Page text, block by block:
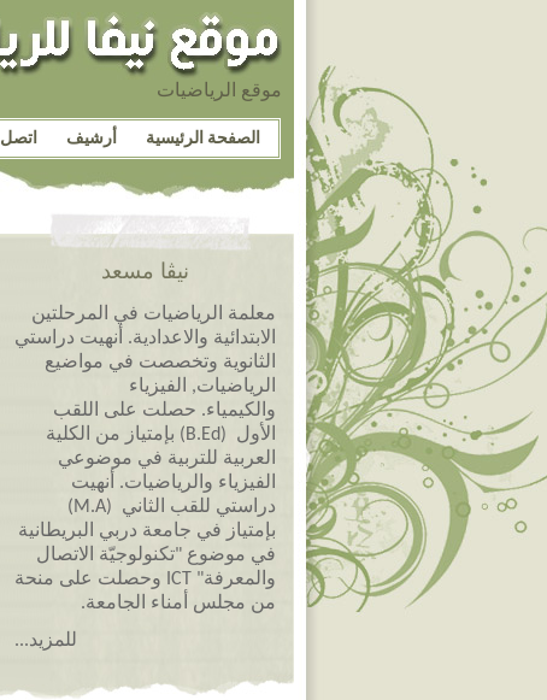
موقع الرياضيات
الصفحة الرئيسية أرشيف اتصل
نيڤا مسعد
معلمة الرياضيات في المرحلتين
الابتدائية والاعدادية. أنهيت دراستي
الثانوية وتخصصت في مواضيع
الرياضيات, الفيزياء
والكيمياء. حصلت على اللقب
الأول (B.Ed) بإمتياز من الكلية
العربية للتربية في موضوعي
الفيزياء والرياضيات. أنهيت
دراستي للقب الثاني (M.A)
بإمتياز في جامعة دربي البريطانية
في موضوع "تكنولوجيّة الاتصال
والمعرفة" ICT وحصلت على منحة
من مجلس أمناء الجامعة.
للمزيد...